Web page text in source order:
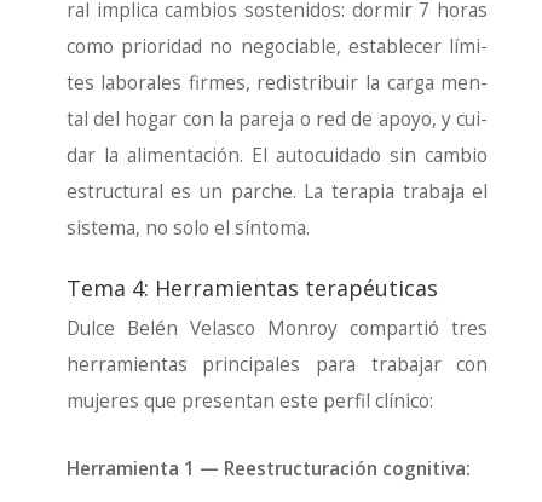
ral impli­ca cam­bios sos­te­ni­dos: dor­mir 7 horas
como prio­ri­dad no nego­cia­ble, esta­ble­cer lími­
tes labo­ra­les fir­mes, redis­tri­buir la car­ga men­
tal del hogar con la pare­ja o red de apo­yo, y cui­
dar la ali­men­ta­ción. El auto­cui­da­do sin cam­bio
estruc­tu­ral es un par­che. La tera­pia tra­ba­ja el
sis­te­ma, no solo el sín­to­ma.
Tema 4: Herramientas terapéuticas
Dul­ce Belén Velas­co Mon­roy com­par­tió tres
herra­mien­tas prin­ci­pa­les para tra­ba­jar con
muje­res que pre­sen­tan este per­fil clí­ni­co:
Herra­mien­ta 1 — Rees­truc­tu­ra­ción cog­ni­ti­va: